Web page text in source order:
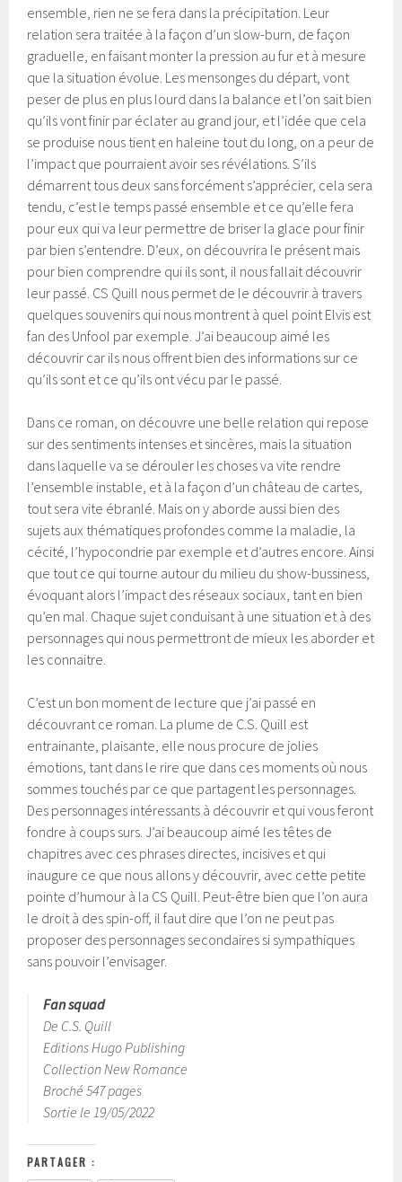
ensemble, rien ne se fera dans la précipitation. Leur
relation sera traitée à la façon d’un slow-burn, de façon
graduelle, en faisant monter la pression au fur et à mesure
que la situation évolue. Les mensonges du départ, vont
peser de plus en plus lourd dans la balance et l’on sait bien
qu’ils vont finir par éclater au grand jour, et l’idée que cela
se produise nous tient en haleine tout du long, on a peur de
l’impact que pourraient avoir ses révélations. S’ils
démarrent tous deux sans forcément s’apprécier, cela sera
tendu, c’est le temps passé ensemble et ce qu’elle fera
pour eux qui va leur permettre de briser la glace pour finir
par bien s’entendre. D’eux, on découvrira le présent mais
pour bien comprendre qui ils sont, il nous fallait découvrir
leur passé. CS Quill nous permet de le découvrir à travers
quelques souvenirs qui nous montrent à quel point Elvis est
fan des Unfool par exemple. J’ai beaucoup aimé les
découvrir car ils nous offrent bien des informations sur ce
qu’ils sont et ce qu’ils ont vécu par le passé.
Dans ce roman, on découvre une belle relation qui repose
sur des sentiments intenses et sincères, mais la situation
dans laquelle va se dérouler les choses va vite rendre
l’ensemble instable, et à la façon d’un château de cartes,
tout sera vite ébranlé. Mais on y aborde aussi bien des
sujets aux thématiques profondes comme la maladie, la
cécité, l’hypocondrie par exemple et d’autres encore. Ainsi
que tout ce qui tourne autour du milieu du show-bussiness,
évoquant alors l’impact des réseaux sociaux, tant en bien
qu’en mal. Chaque sujet conduisant à une situation et à des
personnages qui nous permettront de mieux les aborder et
les connaitre.
C’est un bon moment de lecture que j’ai passé en
découvrant ce roman. La plume de C.S. Quill est
entrainante, plaisante, elle nous procure de jolies
émotions, tant dans le rire que dans ces moments où nous
sommes touchés par ce que partagent les personnages.
Des personnages intéressants à découvrir et qui vous feront
fondre à coups surs. J’ai beaucoup aimé les têtes de
chapitres avec ces phrases directes, incisives et qui
inaugure ce que nous allons y découvrir, avec cette petite
pointe d’humour à la CS Quill. Peut-être bien que l’on aura
le droit à des spin-off, il faut dire que l’on ne peut pas
proposer des personnages secondaires si sympathiques
sans pouvoir l’envisager.
Fan squad
De C.S. Quill
Editions Hugo Publishing
Collection New Romance
Broché 547 pages
Sortie le 19/05/2022
PARTAGER :